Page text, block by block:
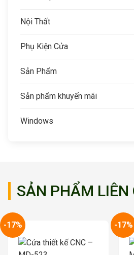
Nội Thất
Phụ Kiện Cửa
Sản Phẩm
Sản phẩm khuyến mãi
Windows
SẢN PHẨM LIÊN
-17% -17%